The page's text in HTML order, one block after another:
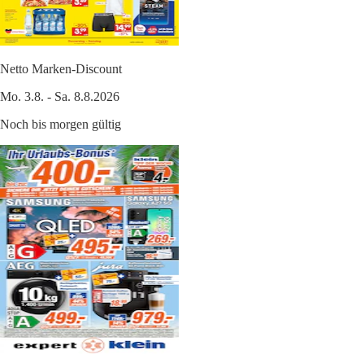
Netto Marken-Discount
Mo. 3.8. - Sa. 8.8.2026
Noch bis morgen gültig